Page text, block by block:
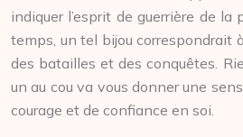
indiquer l’esprit de guerrière de la
temps, un tel bijou correspondrait
des batailles et des conquêtes.
un au cou va vous donner une
courage et de confiance en soi.